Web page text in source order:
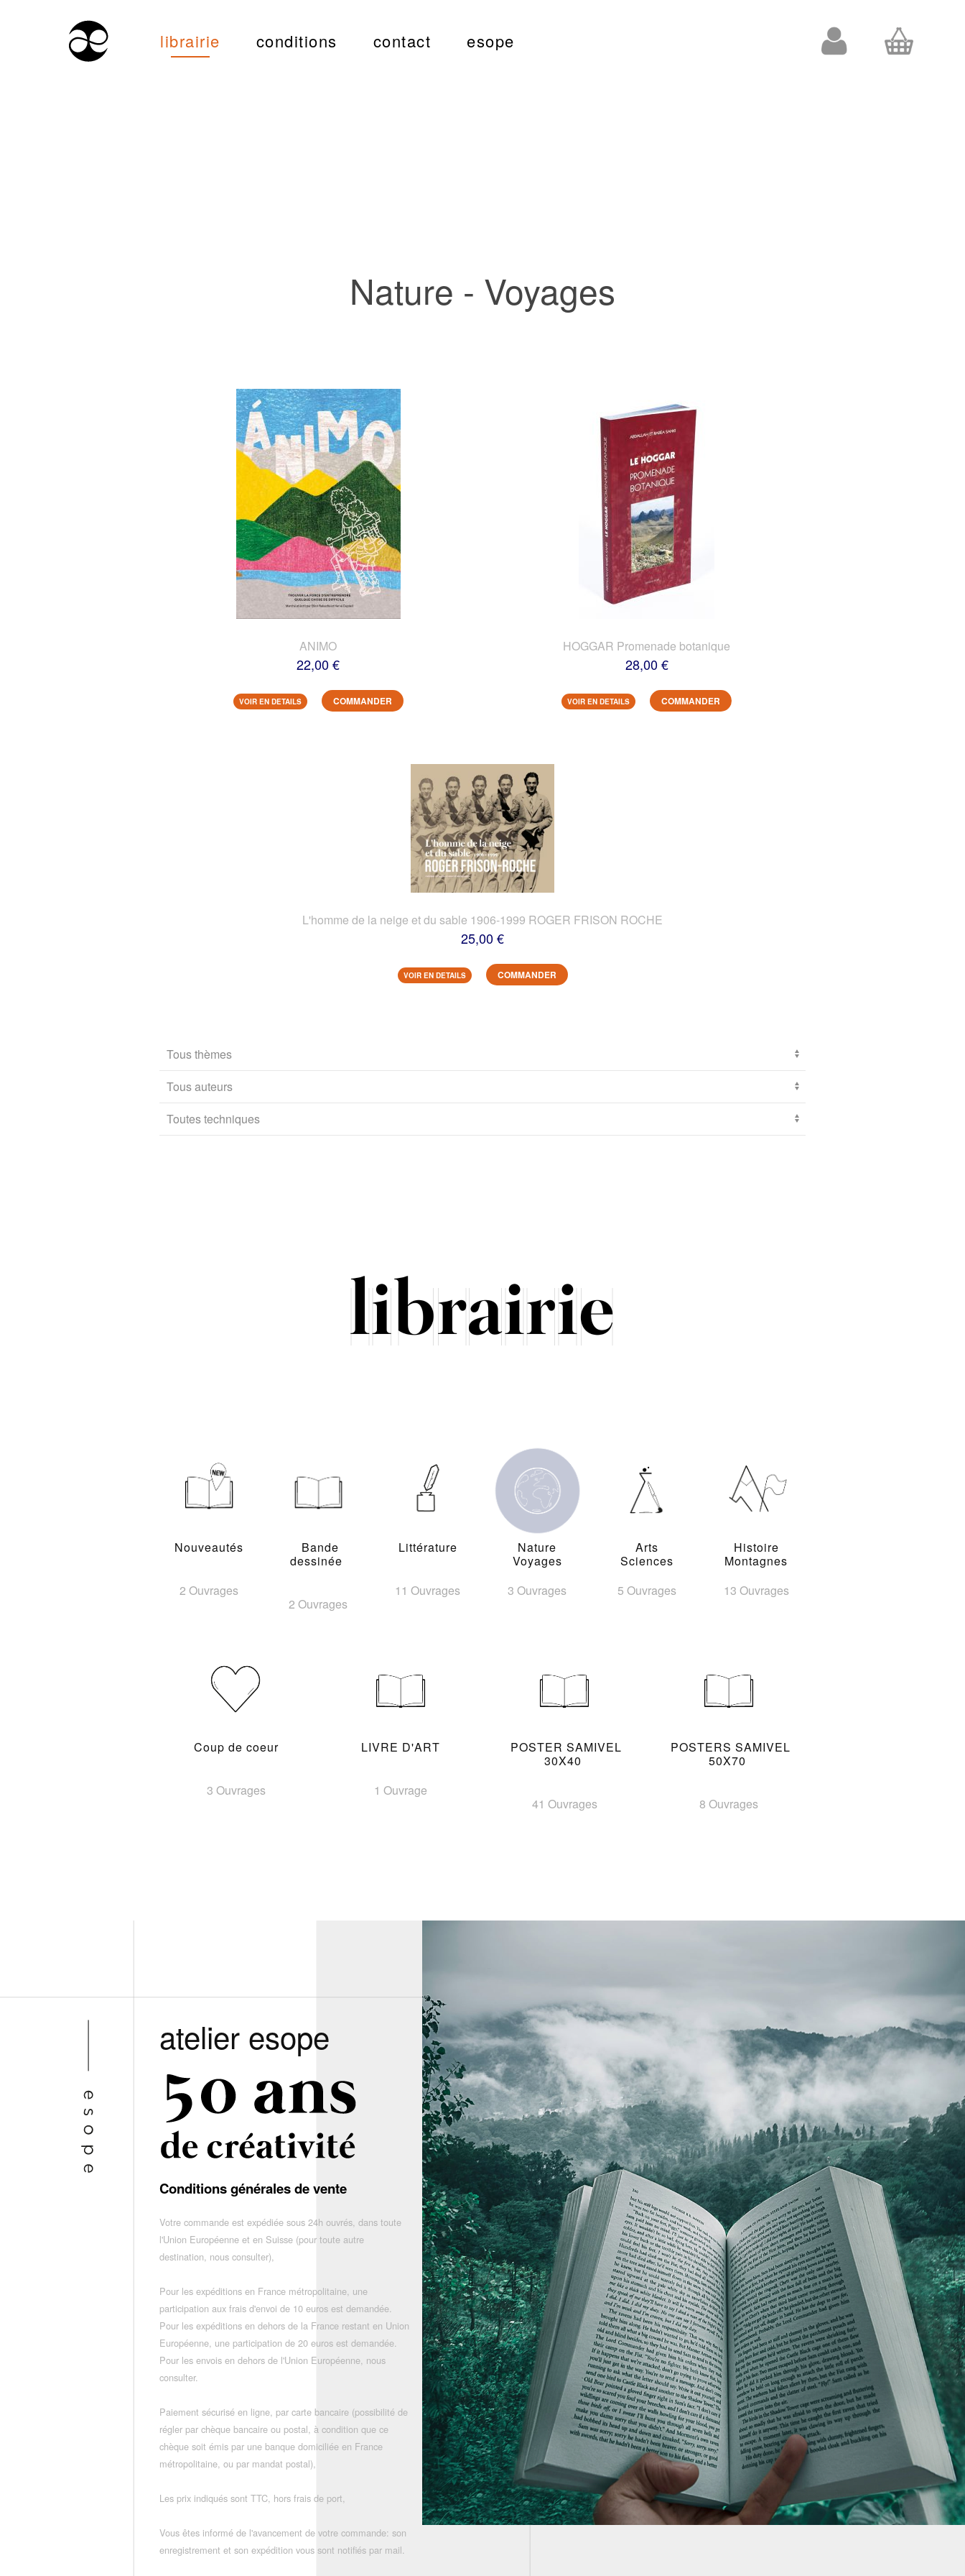
librairie conditions contact esope
Nature - Voyages
ANIMO
22,00 €
VOIR EN DETAILS COMMANDER
HOGGAR Promenade botanique
28,00 €
VOIR EN DETAILS COMMANDER
L'homme de la neige et du sable 1906-1999 ROGER FRISON ROCHE
25,00 €
VOIR EN DETAILS COMMANDER
Nouveautés
2 Ouvrages
Bande
dessinée
2 Ouvrages
Littérature
11 Ouvrages
Nature
Voyages
3 Ouvrages
Arts
Sciences
5 Ouvrages
Histoire
Montagnes
13 Ouvrages
Coup de coeur
3 Ouvrages
LIVRE D'ART
1 Ouvrage
POSTER SAMIVEL
30X40
41 Ouvrages
POSTERS SAMIVEL
50X70
8 Ouvrages
atelier esope
Conditions générales de vente
Votre commande est expédiée sous 24h ouvrés, dans toute
l'Union Européenne et en Suisse (pour toute autre
destination, nous consulter),
Pour les expéditions en France métropolitaine, une
participation aux frais d'envoi de 10 euros est demandée.
Pour les expéditions en dehors de la France restant en Union
Européenne, une participation de 20 euros est demandée.
Pour les envois en dehors de l'Union Européenne, nous
consulter.
Paiement sécurisé en ligne, par carte bancaire (possibilité de
régler par chèque bancaire ou postal, à condition que ce
chèque soit émis par une banque domiciliée en France
métropolitaine, ou par mandat postal),
Les prix indiqués sont TTC, hors frais de port,
Vous êtes informé de l'avancement de votre commande: son
enregistrement et son expédition vous sont notifiés par mail.